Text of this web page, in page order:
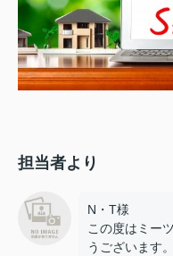
担当者より
N・T様
この度はミー
うございます。